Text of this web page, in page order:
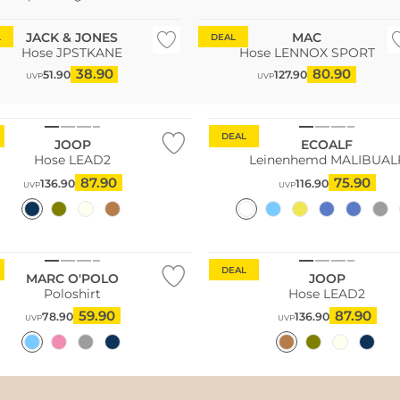
JACK & JONES
Hose JPSTKANE
UVP51.90 38.90
DEAL
MAC
Hose LENNOX SPORT
UVP127.90 80.90
JOOP
Hose LEAD2
UVP136.90 87.90
DEAL
ECOALF
Leinenhemd
UVP116.90 75.90
MARC O'POLO
Poloshirt
UVP78.90 59.90
DEAL
JOOP
Hose LEAD2
UVP136.90 87.90